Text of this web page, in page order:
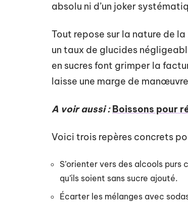
absolu ni d’un joker
Tout repose sur la nature de
un taux de glucides
en sucres font grimper la
laisse une marge de
A voir aussi : Boissons pour
Voici trois repères concrets
S’orienter vers des alcools
qu’ils soient sans sucre ajouté.
Écarter les mélanges avec